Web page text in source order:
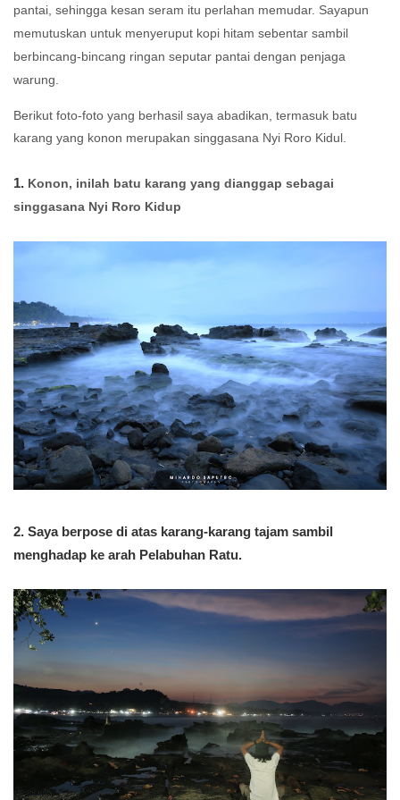
pantai, sehingga kesan seram itu perlahan memudar. Sayapun
memutuskan untuk menyeruput kopi hitam sebentar sambil
berbincang-bincang ringan seputar pantai dengan penjaga
warung.
Berikut foto-foto yang berhasil saya abadikan, termasuk batu
karang yang konon merupakan singgasana Nyi Roro Kidul.
1. Konon, inilah batu karang yang dianggap sebagai
singgasana Nyi Roro Kidup
2. Saya berpose di atas karang-karang tajam sambil
menghadap ke arah Pelabuhan Ratu.